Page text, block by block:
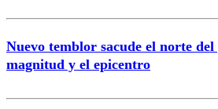
Nuevo temblor sacude el norte
magnitud y el epicentro